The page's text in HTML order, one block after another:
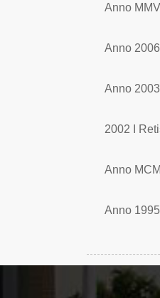
Anno
Anno
Anno
2002 I
Anno
Anno